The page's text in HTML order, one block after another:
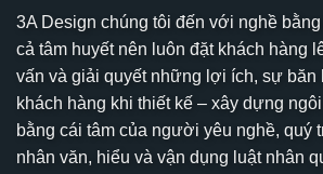
3A Design chúng tôi đến với nghề
cả tâm huyết nên luôn đặt khách hàng
vấn và giải quyết những lợi ích, sự băn
khách hàng khi thiết kế – xây dựng
bằng cái tâm của người yêu nghề, quý
nhân văn, hiểu và vận dụng luật nhân